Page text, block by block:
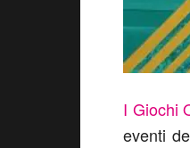
I Giochi
eventi